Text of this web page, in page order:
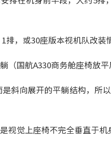
，或30座版本视机队改装
（国航A330商务舱座椅放
斜向展开的平躺结构，
视觉上座椅不完全垂直于机